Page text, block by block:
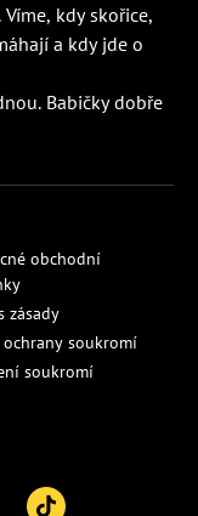
kdy skořice,
a kdy jde o
Babičky dobře
obchodní
zásady
ochrany soukromí
soukromí